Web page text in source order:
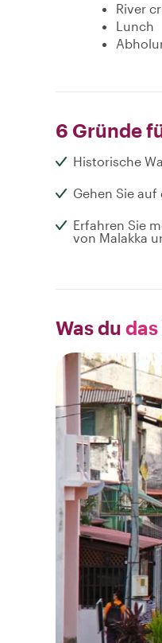
River
Lunch
6 Gründe
Historische
Gehen Sie
Erfahren Sie
von Malakka
Was du